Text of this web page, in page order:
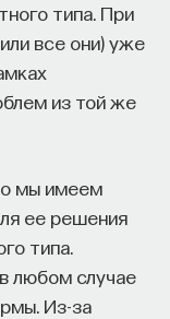
типа. При
все они) уже
из той же
мы имеем
ее решения
типа.
любом случае
Из-за